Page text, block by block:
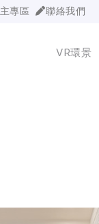
專區 聯絡我們
VR環景